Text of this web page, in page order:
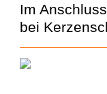
Im
bei